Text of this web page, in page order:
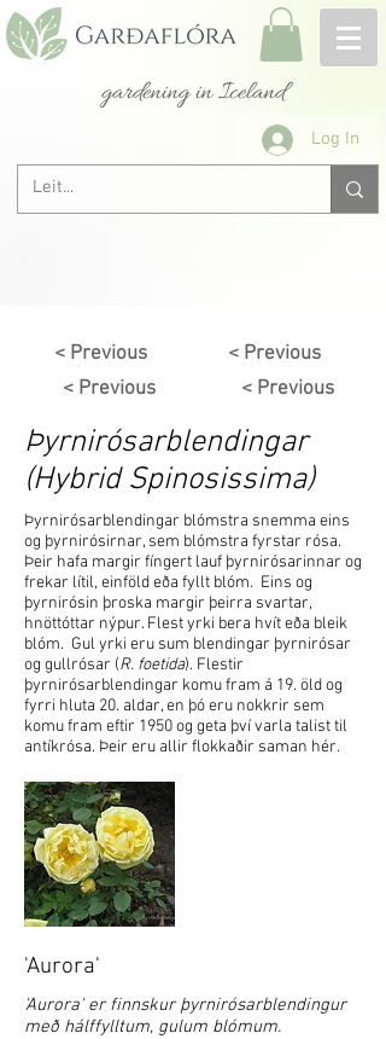
gardening in Iceland
Log In
< Previous
< Previous
< Previous
< Previous
Þyrnirósarblendingar
(Hybrid Spinosissima)
Þyrnirósarblendingar blómstra snemma eins
og þyrnirósirnar, sem blómstra fyrstar rósa.
Þeir hafa margir fíngert lauf þyrnirósarinnar og
frekar lítil, einföld eða fyllt blóm. Eins og
þyrnirósin þroska margir þeirra svartar,
hnöttóttar nýpur. Flest yrki bera hvít eða bleik
blóm. Gul yrki eru sum blendingar þyrnirósar
og gullrósar (R. foetida). Flestir
þyrnirósarblendingar komu fram á 19. öld og
fyrri hluta 20. aldar, en þó eru nokkrir sem
komu fram eftir 1950 og geta því varla talist til
antíkrósa. Þeir eru allir flokkaðir saman hér.
'Aurora'
'Aurora' er finnskur þyrnirósarblendingur
með hálffylltum, gulum blómum.